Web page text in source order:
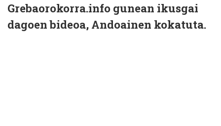
Grebaorokorra.info gunean ikusgai
dagoen bideoa, Andoainen kokatuta.